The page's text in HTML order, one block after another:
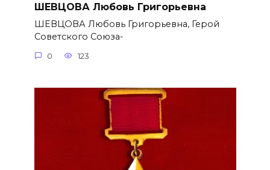
ШЕВЦОВА Любовь Григорьевна
ШЕВЦОВА Любовь Григорьевна, Герой
Советского Союза-
0 123